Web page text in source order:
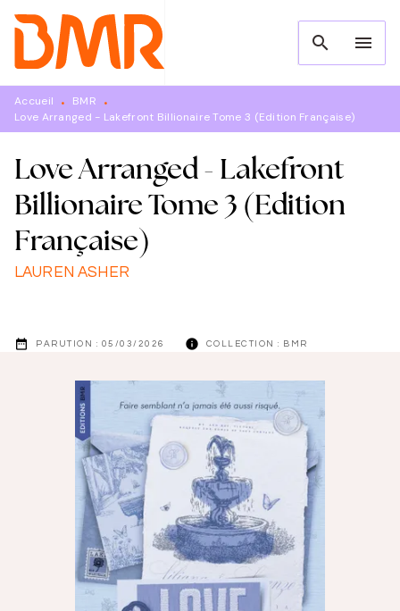
MENU RECHERCHE
PIED DE PAGE
search menu
Accueil • BMR
•
Love Arranged - Lakefront Billionaire Tome 3 (Edition Française)
Love Arranged - Lakefront
Billionaire Tome 3 (Edition
Française)
LAUREN ASHER
date_range PARUTION : 05/03/2026 info COLLECTION : BMR